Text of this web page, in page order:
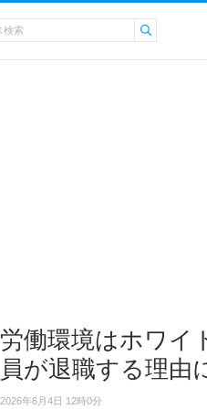
労働環境はホワイ
員が退職する理由
2026年6月4日 12時0分